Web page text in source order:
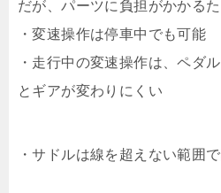
だが、パーツに負担がかかる
・変速操作は停車中でも可能
・走行中の変速操作は、ペダ
とギアが変わりにくい
・サドルは線を超えない範囲